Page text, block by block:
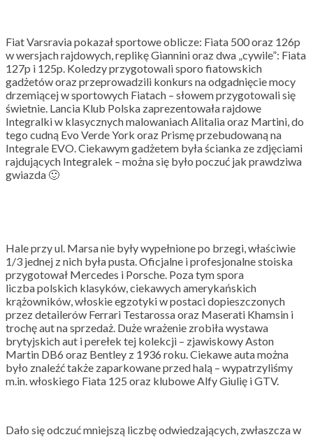
Fiat Varsravia pokazał sportowe oblicze: Fiata 500 oraz 126p
w wersjach rajdowych, replikę Giannini oraz dwa „cywile”: Fiata
127p i 125p. Koledzy przygotowali sporo fiatowskich
gadżetów oraz przeprowadzili konkurs na odgadnięcie mocy
drzemiącej w sportowych Fiatach – słowem przygotowali się
świetnie. Lancia Klub Polska zaprezentowała rajdowe
Integralki w klasycznych malowaniach Alitalia oraz Martini, do
tego cudną Evo Verde York oraz Prismę przebudowaną na
Integrale EVO. Ciekawym gadżetem była ścianka ze zdjęciami
rajdujących Integralek – można się było poczuć jak prawdziwa
gwiazda 🙂
Hale przy ul. Marsa nie były wypełnione po brzegi, właściwie
1/3 jednej z nich była pusta. Oficjalne i profesjonalne stoiska
przygotował Mercedes i Porsche. Poza tym spora
liczba polskich klasyków, ciekawych amerykańskich
krążowników, włoskie egzotyki w postaci dopieszczonych
przez detailerów Ferrari Testarossa oraz Maserati Khamsin i
trochę aut na sprzedaż. Duże wrażenie zrobiła wystawa
brytyjskich aut i perełek tej kolekcji – zjawiskowy Aston
Martin DB6 oraz Bentley z 1936 roku. Ciekawe auta można
było znaleźć także zaparkowane przed halą – wypatrzyliśmy
m.in. włoskiego Fiata 125 oraz klubowe Alfy Giulię i GTV.
Dało się odczuć mniejszą liczbę odwiedzających, zwłaszcza w